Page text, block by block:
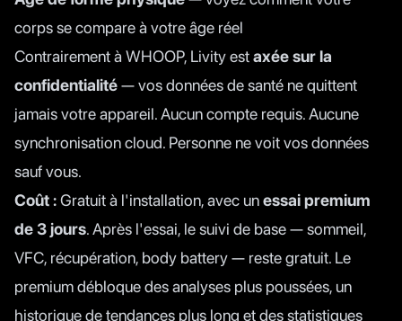
corps se compare à votre âge réel
Contrairement à WHOOP, Livity estaxée sur la
confidentialité— vos données de santé ne quittent
jamais votre appareil. Aucun compte requis. Aucune
synchronisation cloud. Personne ne voit vos données
sauf vous.
Coût :Gratuit à l'installation, avec unessai premium
de 3 jours. Après l'essai, le suivi de base — sommeil,
VFC, récupération, body battery — reste gratuit. Le
premium débloque des analyses plus poussées, un
historique de tendances plus long et des statistiques